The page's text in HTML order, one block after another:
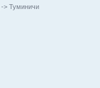
-> Туминичи